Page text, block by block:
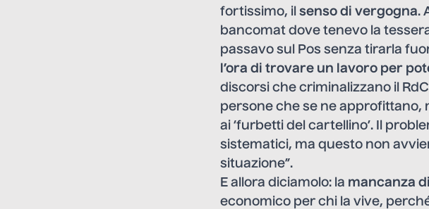
fortissimo, il senso di vergogna.
bancomat dove tenevo la
passavo sul Pos senza tirarla
l’ora di trovare un lavoro per
discorsi che criminalizzano il
persone che se ne approfittano,
ai ‘furbetti del cartellino’. Il
sistematici, ma questo non
situazione”.
E allora diciamolo: la mancanza
economico per chi la vive,